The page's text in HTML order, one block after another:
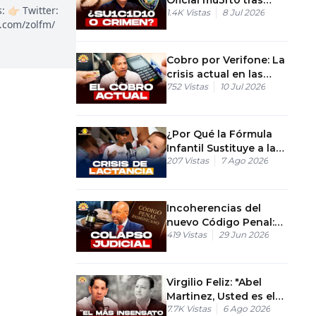
Twitter:
zolfm/
denunciar a colegas
1.4K Vistas 8 Jul 2026
Cobro por Verifone: La
crisis actual en las
gasolineras
752 Vistas 10 Jul 2026
¿Por Qué la Fórmula
Infantil Sustituye a la
Leche Materna en las
207 Vistas 7 Ago 2026
Incoherencias del
nuevo Código Penal:
Análisis del colapso
419 Vistas 29 Jun 2026
Virgilio Feliz: "Abel
Martinez, Usted es el
político más insensato
7.7K Vistas 6 Ago 2026